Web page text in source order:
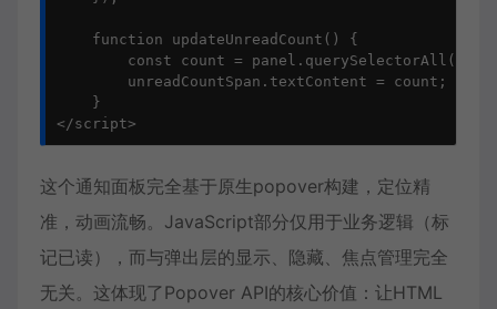
    function updateUnreadCount() {
const count =
        unreadCountSpan.textContent = count;
    }
</script>
这个通知面板完全基于原生popover构建，定位精
准，动画流畅。JavaScript部分仅用于业务逻辑（标
记已读），而与弹出层的显示、隐藏、焦点管理完全
无关。这体现了Popover API的核心价值：让HTML